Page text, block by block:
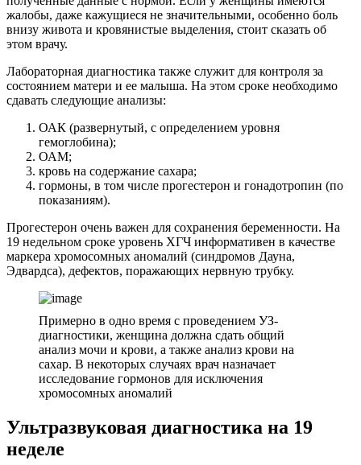
жалобы, даже кажущиеся не значительными, особенно боль
внизу живота и кровянистые выделения, стоит сказать об
этом врачу.
Лабораторная диагностика также служит для контроля за
состоянием матери и ее малыша. На этом сроке необходимо
сдавать следующие анализы:
ОАК (развернутый, с определением уровня
гемоглобина);
ОАМ;
кровь на содержание сахара;
гормоны, в том числе прогестерон и гонадотропин (по
показаниям).
Прогестерон очень важен для сохранения беременности. На
19 недельном сроке уровень ХГЧ информативен в качестве
маркера хромосомных аномалий (синдромов Дауна,
Эдвардса), дефектов, поражающих нервную трубку.
Примерно в одно время с проведением УЗ-
диагностики, женщина должна сдать общий
анализ мочи и крови, а также анализ крови на
сахар. В некоторых случаях врач назначает
исследование гормонов для исключения
хромосомных аномалий
Ультразвуковая диагностика на 19
неделе